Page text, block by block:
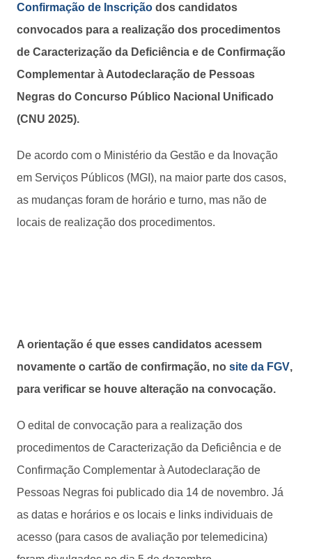
Confirmação de Inscrição dos candidatos
convocados para a realização dos procedimentos
de Caracterização da Deficiência e de Confirmação
Complementar à Autodeclaração de Pessoas
Negras do Concurso Público Nacional Unificado
(CNU 2025).
De acordo com o Ministério da Gestão e da Inovação
em Serviços Públicos (MGI), na maior parte dos casos,
as mudanças foram de horário e turno, mas não de
locais de realização dos procedimentos.
A orientação é que esses candidatos acessem
novamente o cartão de confirmação, no site da FGV,
para verificar se houve alteração na convocação.
O edital de convocação para a realização dos
procedimentos de Caracterização da Deficiência e de
Confirmação Complementar à Autodeclaração de
Pessoas Negras foi publicado dia 14 de novembro. Já
as datas e horários e os locais e links individuais de
acesso (para casos de avaliação por telemedicina)